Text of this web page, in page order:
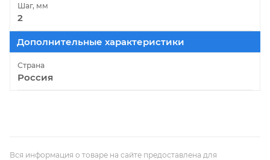
Шаг, мм
2
Дополнительные характеристики
Страна
Россия
Вся информация о товаре на сайте предоставлена для